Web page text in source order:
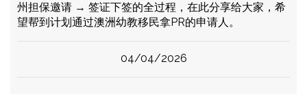
州担保邀请 → 签证下签的全过程，在此分享给大家，希
望帮到计划通过澳洲幼教移民拿PR的申请人。
04/04/2026